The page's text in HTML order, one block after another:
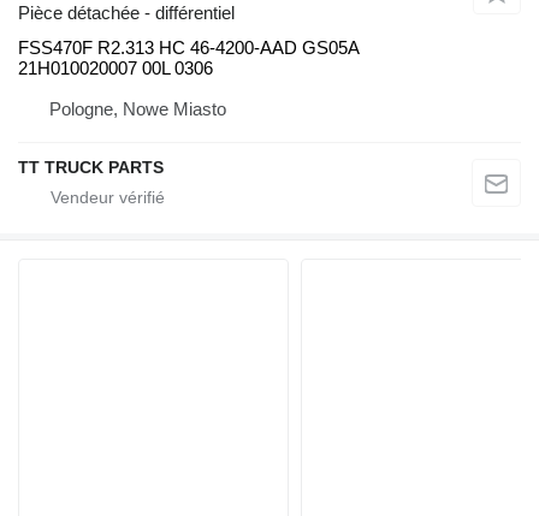
Pièce détachée - différentiel
FSS470F R2.313 HC 46-4200-AAD GS05A
21H010020007 00L 0306
Pologne, Nowe Miasto
TT TRUCK PARTS